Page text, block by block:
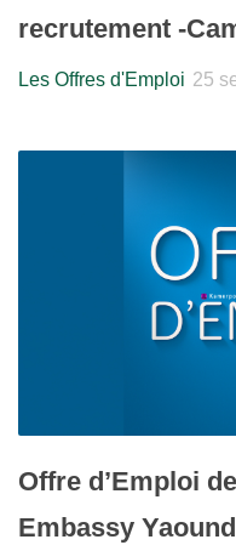
recrutement -
Les Offres d'Emploi 25
Offre d’Emploi
Embassy